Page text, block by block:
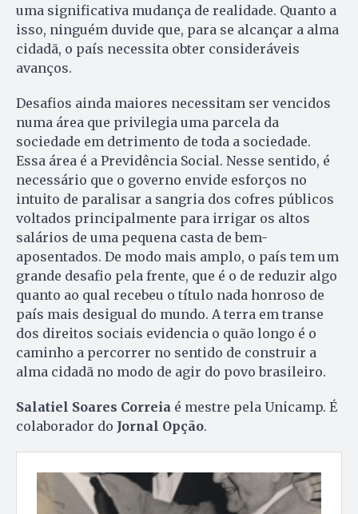
uma significativa mudança de realidade. Quanto a
isso, ninguém duvide que, para se alcançar a alma
cidadã, o país necessita obter consideráveis
avanços.
Desafios ainda maiores necessitam ser vencidos
numa área que privilegia uma parcela da
sociedade em detrimento de toda a sociedade.
Essa área é a Previdência Social. Nesse sentido, é
necessário que o governo envide esforços no
intuito de paralisar a sangria dos cofres públicos
voltados principalmente para irrigar os altos
salários de uma pequena casta de bem-
aposentados. De modo mais amplo, o país tem um
grande desafio pela frente, que é o de reduzir algo
quanto ao qual recebeu o título nada honroso de
país mais desigual do mundo. A terra em transe
dos direitos sociais evidencia o quão longo é o
caminho a percorrer no sentido de construir a
alma cidadã no modo de agir do povo brasileiro.
Salatiel Soares Correia é mestre pela Unicamp. É
colaborador do Jornal Opção.